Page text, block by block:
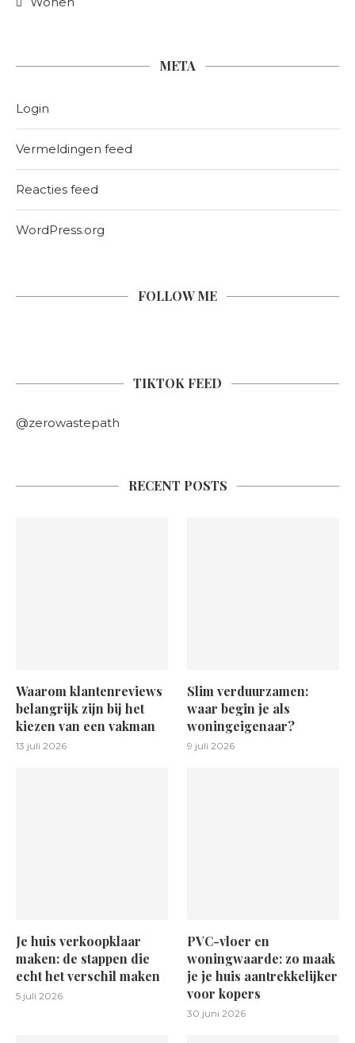
META
Login
Vermeldingen feed
Reacties feed
WordPress.org
FOLLOW ME
TIKTOK FEED
@zerowastepath
RECENT POSTS
Waarom klantenreviews
belangrijk zijn bij het
kiezen van een vakman
13 juli 2026
Slim verduurzamen:
waar begin je als
woningeigenaar?
9 juli 2026
Je huis verkoopklaar
maken: de stappen die
echt het verschil maken
5 juli 2026
PVC-vloer en
woningwaarde: zo maak
je je huis aantrekkelijker
voor kopers
30 juni 2026